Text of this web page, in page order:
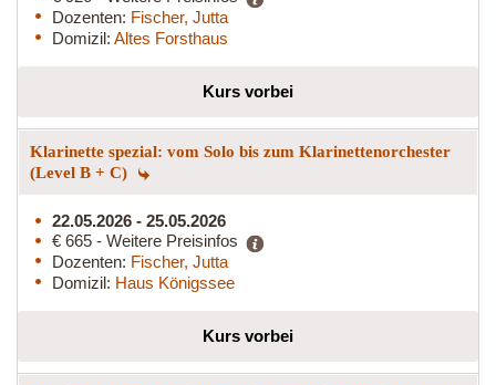
Dozenten: Fischer, Jutta
Domizil: Altes Forsthaus
Kurs vorbei
Klarinette spezial: vom Solo bis zum Klarinettenorchester
(Level B + C)
22.05.2026 - 25.05.2026
€ 665 - Weitere Preisinfos
Dozenten: Fischer, Jutta
Domizil: Haus Königssee
Kurs vorbei